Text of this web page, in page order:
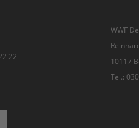
22
WWF
10117
Tel.: